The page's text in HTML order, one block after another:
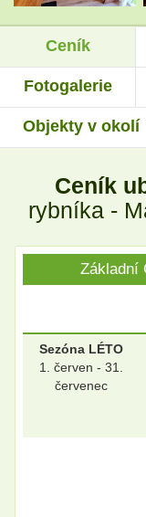
Ceník
Fotogalerie
Objekty v okolí
Ceník
rybníka -
Základní
Sezóna LÉTO
1. červen - 31.
červenec